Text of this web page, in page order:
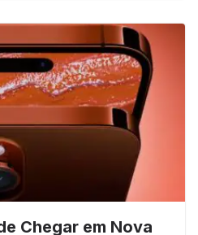
Chegar em Nova